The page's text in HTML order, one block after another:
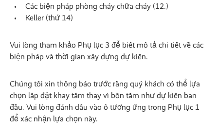
Các biện pháp phòng cháy chữa cháy (12.)
Keller (thứ 14)
Vui lòng tham khảo Phụ lục 3 để biết mô tả chi tiết về các
biện pháp và thời gian xây dựng dự kiến.
Chúng tôi xin thông báo trước rằng quý khách có thể lựa
chọn lắp đặt khay tắm thay vì bồn tắm như dự kiến ban
đầu. Vui lòng đánh dấu vào ô tương ứng trong Phụ lục 1
để xác nhận lựa chọn này.